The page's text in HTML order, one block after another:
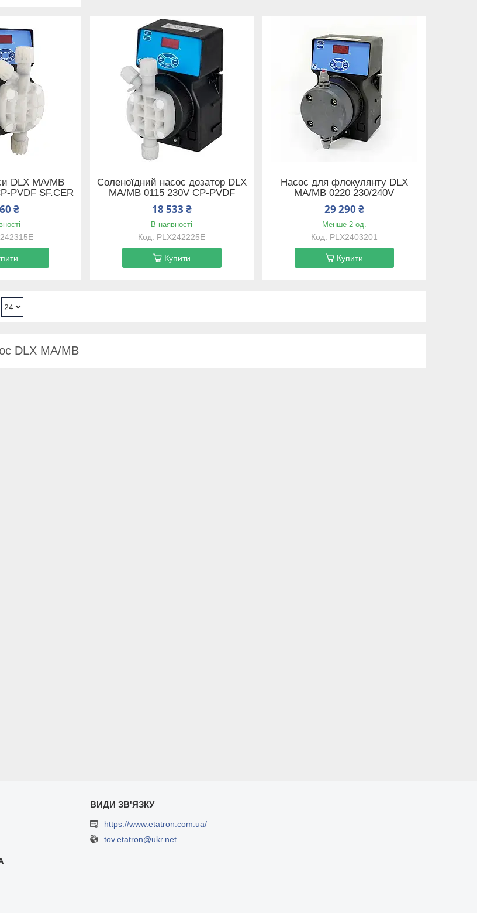
DLX MA/MB
PVDF SF.CER
₴
Соленоїдний насос дозатор DLX
MA/MB 0115 230V CP-PVDF
18 533 ₴
В наявності
PLX242225E
Купити
Насос для флокулянту DLX
MA/MB 0220 230/240V
29 290 ₴
Менше 2 од.
PLX2403201
Купити
DLX MA/MB
https://www.etatron.com.ua/
tov.etatron@ukr.net